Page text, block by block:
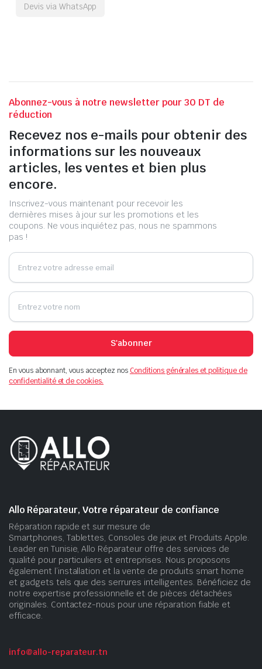
Devis via WhatsApp
Abonnez-vous à notre newsletter pour 30 DT de
réduction
Recevez nos e-mails pour obtenir des
informations sur les nouveaux
articles, les ventes et bien plus
encore.
Inscrivez-vous maintenant pour recevoir les
dernières mises à jour sur les promotions et les
coupons. Ne vous inquiétez pas, nous ne spammons
pas !
S'abonner
En vous abonnant, vous acceptez nosConditions générales et politique de
confidentialité et de cookies.
Allo Réparateur, Votre réparateur de confiance
Réparation rapide et sur mesure de
Smartphones, Tablettes, Consoles de jeux et Produits Apple.
Leader en Tunisie, Allo Réparateur offre des services de
qualité pour particuliers et entreprises. Nous proposons
également l’installation et la vente de produits smart home
et gadgets tels que des serrures intelligentes. Bénéficiez de
notre expertise professionnelle et de pièces détachées
originales. Contactez-nous pour une réparation fiable et
efficace.
info@allo-reparateur.tn